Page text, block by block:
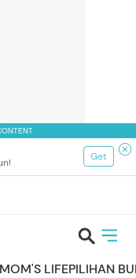
Get
MOM'S LIFEPILIHAN